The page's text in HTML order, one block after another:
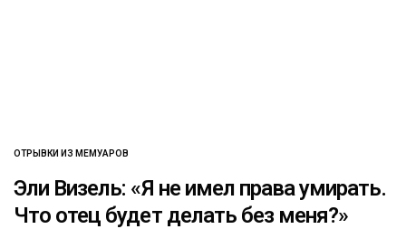
ОТРЫВКИ ИЗ МЕМУАРОВ
Эли Визель: «Я не имел права умирать.
Что отец будет делать без меня?»